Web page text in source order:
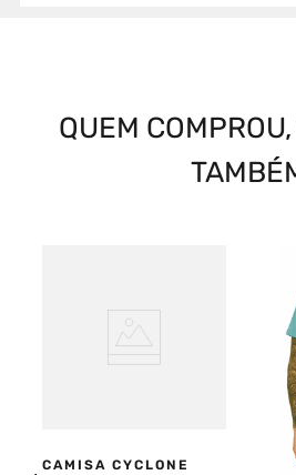
QUEM
CAMISA CYCLONE